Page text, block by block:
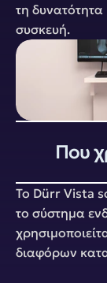
τη δυνατότητα
συσκευή.
Που
Το Dürr Vista
το σύστημα
διαφόρων